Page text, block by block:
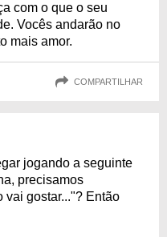
com o que o seu
Vocês andarão no
mais amor.
COMPARTILHAR
jogando a seguinte
precisamos
vai gostar..."? Então